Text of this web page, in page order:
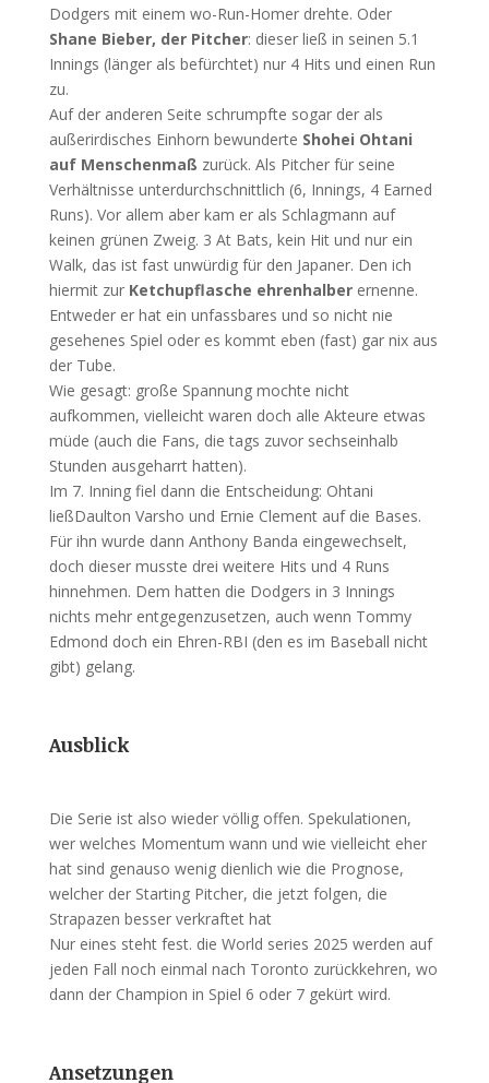
Dodgers mit einem wo-Run-Homer drehte. Oder
Shane Bieber, der Pitcher: dieser ließ in seinen 5.1
Innings (länger als befürchtet) nur 4 Hits und einen Run
zu.
Auf der anderen Seite schrumpfte sogar der als
außerirdisches Einhorn bewunderte Shohei Ohtani
auf Menschenmaß zurück. Als Pitcher für seine
Verhältnisse unterdurchschnittlich (6, Innings, 4 Earned
Runs). Vor allem aber kam er als Schlagmann auf
keinen grünen Zweig. 3 At Bats, kein Hit und nur ein
Walk, das ist fast unwürdig für den Japaner. Den ich
hiermit zur Ketchupflasche ehrenhalberernenne.
Entweder er hat ein unfassbares und so nicht nie
gesehenes Spiel oder es kommt eben (fast) gar nix aus
der Tube.
Wie gesagt: große Spannung mochte nicht
aufkommen, vielleicht waren doch alle Akteure etwas
müde (auch die Fans, die tags zuvor sechseinhalb
Stunden ausgeharrt hatten).
Im 7. Inning fiel dann die Entscheidung: Ohtani
ließDaulton Varsho und Ernie Clement auf die Bases.
Für ihn wurde dann Anthony Banda eingewechselt,
doch dieser musste drei weitere Hits und 4 Runs
hinnehmen. Dem hatten die Dodgers in 3 Innings
nichts mehr entgegenzusetzen, auch wenn Tommy
Edmond doch ein Ehren-RBI (den es im Baseball nicht
gibt) gelang.
Ausblick
Die Serie ist also wieder völlig offen. Spekulationen,
wer welches Momentum wann und wie vielleicht eher
hat sind genauso wenig dienlich wie die Prognose,
welcher der Starting Pitcher, die jetzt folgen, die
Strapazen besser verkraftet hat
Nur eines steht fest. die World series 2025 werden auf
jeden Fall noch einmal nach Toronto zurückkehren, wo
dann der Champion in Spiel 6 oder 7 gekürt wird.
Ansetzungen